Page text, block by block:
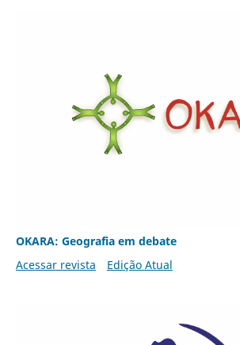
OKARA: Geografia em debate
Acessar revista
Edição Atual